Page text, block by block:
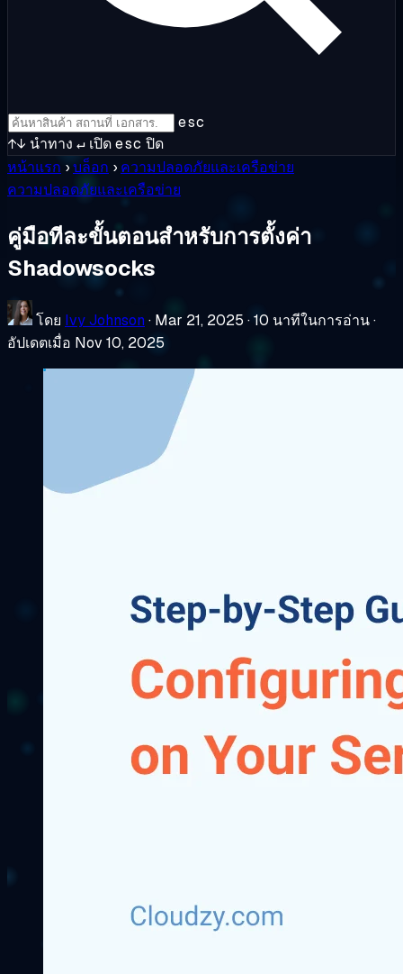
esc
↑↓ นำทาง ↵ เปิดesc ปิด
หน้าแรก ›บล็อก › ความปลอดภัยและเครือข่าย
ความปลอดภัยและเครือข่าย
คู่มือทีละขั้นตอนสำหรับการตั้งค่า
Shadowsocks
โดย Ivy Johnson · Mar 21, 2025 ·10 นาทีในการอ่าน·
อัปเดตเมื่อ Nov 10, 2025